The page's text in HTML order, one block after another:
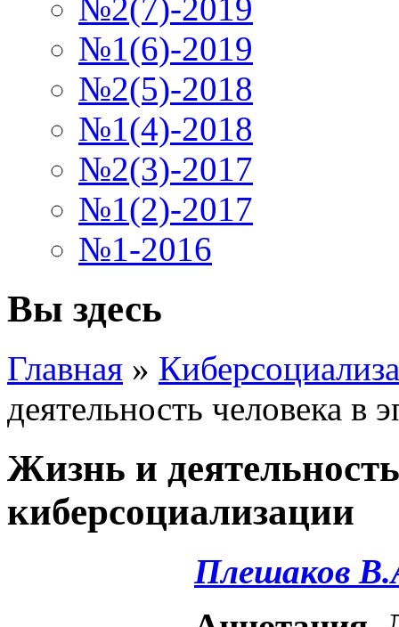
№2(7)-2019
№1(6)-2019
№2(5)-2018
№1(4)-2018
№2(3)-2017
№1(2)-2017
№1-2016
Вы здесь
Главная »
деятельность человека в
Жизнь и
киберсоциализации
Плешаков